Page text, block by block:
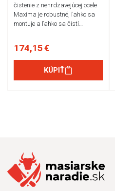
čistenie z nehrdzavejúcej ocele
Maxima je robustné, ľahko sa
montuje a ľahko sa čistí…
174,15 €
KÚPIŤ